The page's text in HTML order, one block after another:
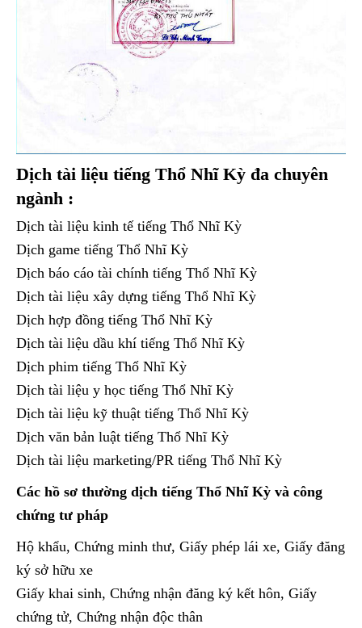
Dịch tài liệu tiếng Thổ Nhĩ Kỳ đa chuyên
ngành :
Dịch tài liệu kinh tế tiếng Thổ Nhĩ Kỳ
Dịch game tiếng Thổ Nhĩ Kỳ
Dịch báo cáo tài chính tiếng Thổ Nhĩ Kỳ
Dịch tài liệu xây dựng tiếng Thổ Nhĩ Kỳ
Dịch hợp đồng tiếng Thổ Nhĩ Kỳ
Dịch tài liệu dầu khí tiếng Thổ Nhĩ Kỳ
Dịch phim tiếng Thổ Nhĩ Kỳ
Dịch tài liệu y học tiếng Thổ Nhĩ Kỳ
Dịch tài liệu kỹ thuật tiếng Thổ Nhĩ Kỳ
Dịch văn bản luật tiếng Thổ Nhĩ Kỳ
Dịch tài liệu marketing/PR tiếng Thổ Nhĩ Kỳ
Các hồ sơ thường dịch tiếng Thổ Nhĩ Kỳ và công
chứng tư pháp
Hộ khẩu, Chứng minh thư, Giấy phép lái xe, Giấy đăng
ký sở hữu xe
Giấy khai sinh, Chứng nhận đăng ký kết hôn, Giấy
chứng tử, Chứng nhận độc thân